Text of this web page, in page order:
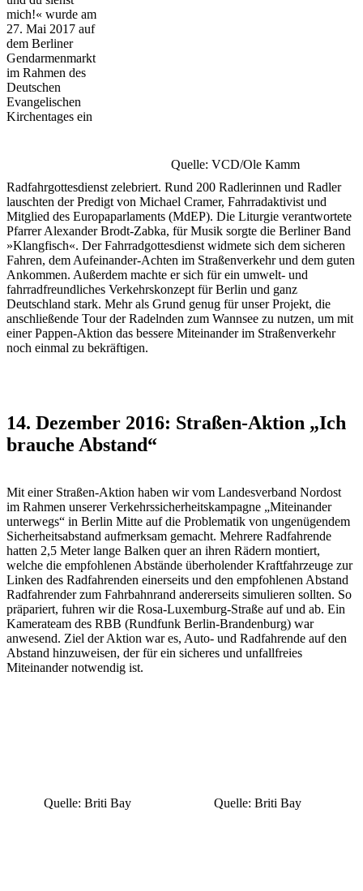
Quelle: VCD/Ole Kamm
mich!« wurde am
27. Mai 2017 auf
dem Berliner
Gendarmenmarkt
im Rahmen des
Deutschen
Evangelischen
Kirchentages ein
Radfahrgottesdienst zelebriert. Rund 200 Radlerinnen und Radler
lauschten der Predigt von Michael Cramer, Fahrradaktivist und
Mitglied des Europaparlaments (MdEP). Die Liturgie verantwortete
Pfarrer Alexander Brodt-Zabka, für Musik sorgte die Berliner Band
»Klangfisch«. Der Fahrradgottesdienst widmete sich dem sicheren
Fahren, dem Aufeinander-Achten im Straßenverkehr und dem guten
Ankommen. Außerdem machte er sich für ein umwelt- und
fahrradfreundliches Verkehrskonzept für Berlin und ganz
Deutschland stark. Mehr als Grund genug für unser Projekt, die
anschließende Tour der Radelnden zum Wannsee zu nutzen, um mit
einer Pappen-Aktion das bessere Miteinander im Straßenverkehr
noch einmal zu bekräftigen.
14. Dezember 2016: Straßen-Aktion „Ich
brauche Abstand“
Mit einer Straßen-Aktion haben wir vom Landesverband Nordost
im Rahmen unserer Verkehrssicherheitskampagne „Miteinander
unterwegs“ in Berlin Mitte auf die Problematik von ungenügendem
Sicherheitsabstand aufmerksam gemacht. Mehrere Radfahrende
hatten 2,5 Meter lange Balken quer an ihren Rädern montiert,
welche die empfohlenen Abstände überholender Kraftfahrzeuge zur
Linken des Radfahrenden einerseits und den empfohlenen Abstand
Radfahrender zum Fahrbahnrand andererseits simulieren sollten. So
präpariert, fuhren wir die Rosa-Luxemburg-Straße auf und ab. Ein
Kamerateam des RBB (Rundfunk Berlin-Brandenburg) war
anwesend. Ziel der Aktion war es, Auto- und Radfahrende auf den
Abstand hinzuweisen, der für ein sicheres und unfallfreies
Miteinander notwendig ist.
Quelle: Briti Bay Quelle: Briti Bay